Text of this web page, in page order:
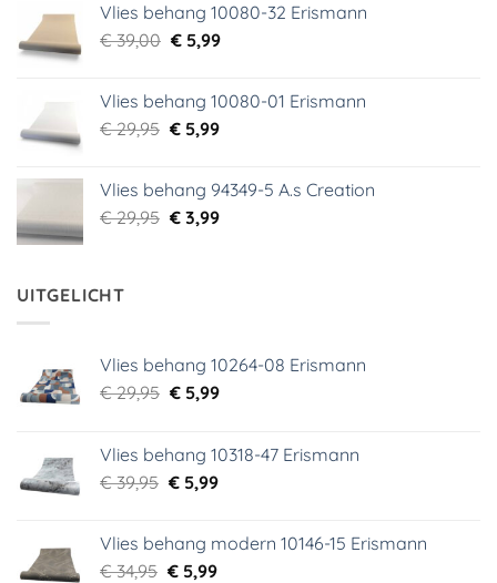
was:
€ 18,99.
is:
€ 9,99.
Vlies behang 10080-32 Erismann
€39,00 Oorspronkelijke
€ 39,00.
€5,99Huidige
€ 5,99.
Vlies behang 10080-01 Erismann
€29,95 Oorspronkelijke
€ 29,95.
€5,99Huidige
€ 5,99.
Vlies behang 94349-5 A.s Creation
€29,95 Oorspronkelijke
€3,99Huidige
UITGELICHT
Vlies behang 10264-08 Erismann
€29,95 Oorspronkelijke
€ 29,95.
€5,99Huidige
€ 5,99.
Vlies behang 10318-47 Erismann
€39,95 Oorspronkelijke
€ 39,95.
€5,99Huidige
€ 5,99.
Vlies behang modern 10146-15 Erismann
€34,95 Oorspronkelijke
€5,99Huidige